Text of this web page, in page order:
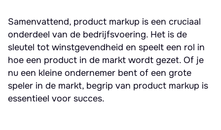
Samenvattend, product markup is een cruciaal
onderdeel van de bedrijfsvoering. Het is de
sleutel tot winstgevendheid en speelt een rol in
hoe een product in de markt wordt gezet. Of je
nu een kleine ondernemer bent of een grote
speler in de markt, begrip van product markup is
essentieel voor succes.